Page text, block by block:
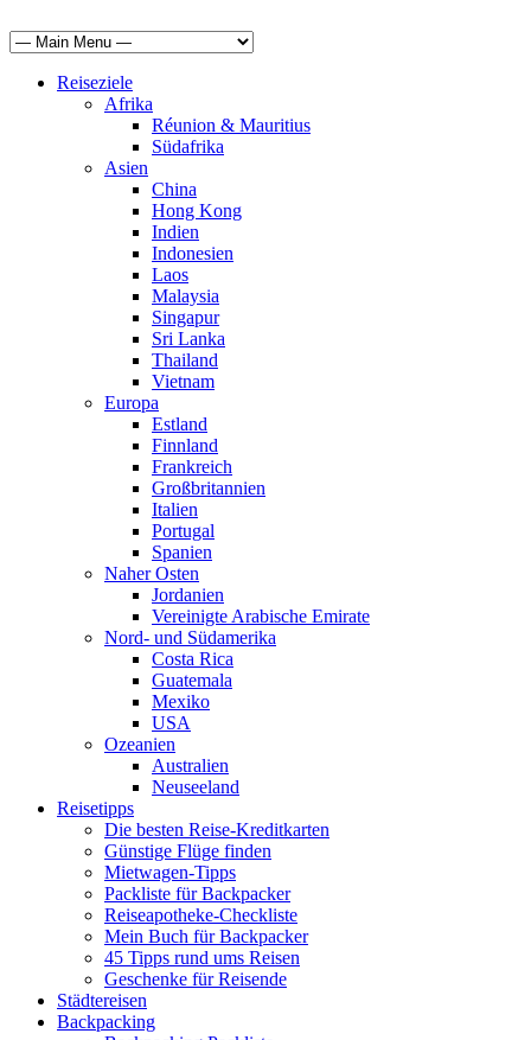
Reiseziele
Afrika
Réunion & Mauritius
Südafrika
Asien
China
Hong Kong
Indien
Indonesien
Laos
Malaysia
Singapur
Sri Lanka
Thailand
Vietnam
Europa
Estland
Finnland
Frankreich
Großbritannien
Italien
Portugal
Spanien
Naher Osten
Jordanien
Vereinigte Arabische Emirate
Nord- und Südamerika
Costa Rica
Guatemala
Mexiko
USA
Ozeanien
Australien
Neuseeland
Reisetipps
Die besten Reise-Kreditkarten
Günstige Flüge finden
Mietwagen-Tipps
Packliste für Backpacker
Reiseapotheke-Checkliste
Mein Buch für Backpacker
45 Tipps rund ums Reisen
Geschenke für Reisende
Städtereisen
Backpacking